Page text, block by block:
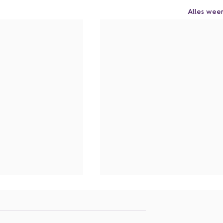
Alles